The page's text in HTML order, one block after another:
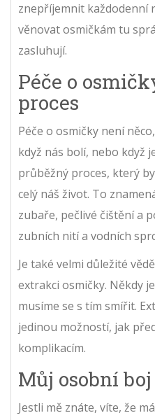
znepříjemnit každodenní
věnovat osmičkám tu
zasluhují.
Péče o
proces
Péče o osmičky není
když nás bolí, nebo když
průběžný proces, který
celý náš život. To
zubaře, pečlivé čištění a
zubních nití a vodních
Je také velmi důležité
extrakci osmičky. Někdy
musíme se s tím smířit.
jedinou možností, jak
komplikacím.
Můj osobní
Jestli mě znáte, víte, že